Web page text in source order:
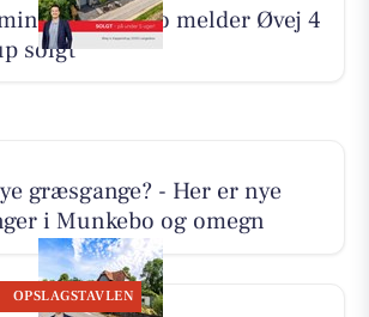
Munkebo melder Øvej 4
solgt
græsgange? - Her er nye
i Munkebo og omegn
OPSLAGSTAVLEN